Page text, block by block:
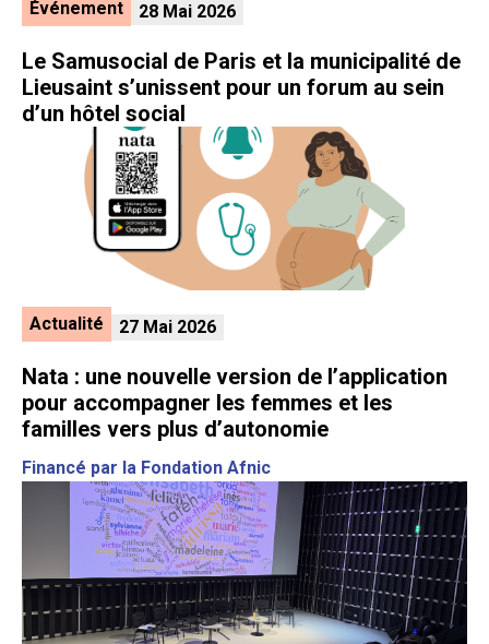
Événement 28 Mai 2026
Le Samusocial de Paris et la municipalité de
Lieusaint s’unissent pour un forum au sein
d’un hôtel social
Actualité 27 Mai 2026
Nata : une nouvelle version de l’application
pour accompagner les femmes et les
familles vers plus d’autonomie
Financé par la Fondation Afnic